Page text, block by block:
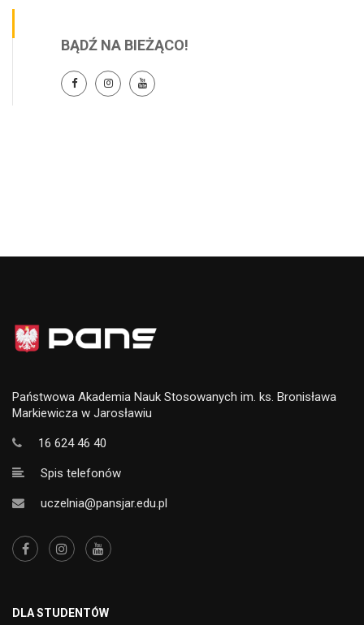
BĄDŹ NA BIEŻĄCO!
Państwowa Akademia Nauk Stosowanych im. ks. Bronisława
Markiewicza w Jarosławiu
16 624 46 40
Spis telefonów
uczelnia@pansjar.edu.pl
DLA STUDENTÓW